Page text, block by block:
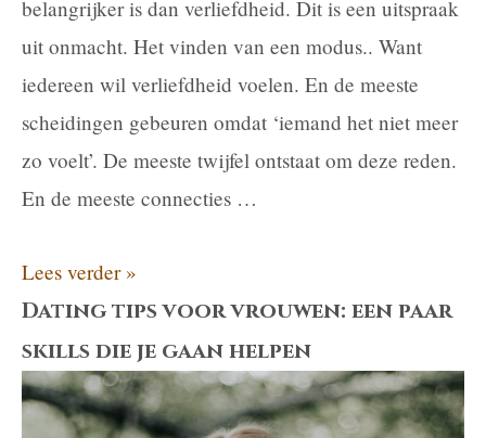
belangrijker is dan verliefdheid. Dit is een uitspraak
uit onmacht. Het vinden van een modus.. Want
iedereen wil verliefdheid voelen. En de meeste
scheidingen gebeuren omdat ‘iemand het niet meer
zo voelt’. De meeste twijfel ontstaat om deze reden.
En de meeste connecties …
Waarom
je
het
niet
meer
Lees verder »
Dating tips voor vrouwen: een paar
skills die je gaan helpen